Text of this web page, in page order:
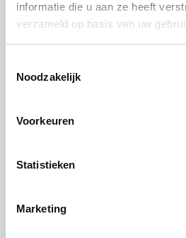
informatie die u aan ze heeft
verzameld op basis van uw
Noodzakelijk
Voorkeuren
Statistieken
Marketing